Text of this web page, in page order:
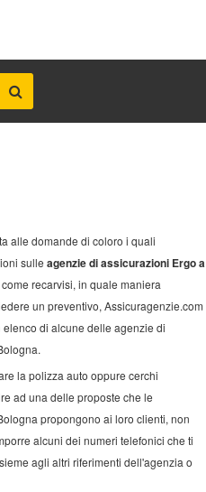
alle domande di coloro i quali
sulle agenzie di assicurazioni Ergo a
recarvisi, in quale maniera
un preventivo, Assicuragenzie.com
di alcune delle agenzie di
la polizza auto oppure cerchi
ad una delle proposte che le
propongono ai loro clienti, non
alcuni dei numeri telefonici che ti
agli altri riferimenti dell'agenzia o